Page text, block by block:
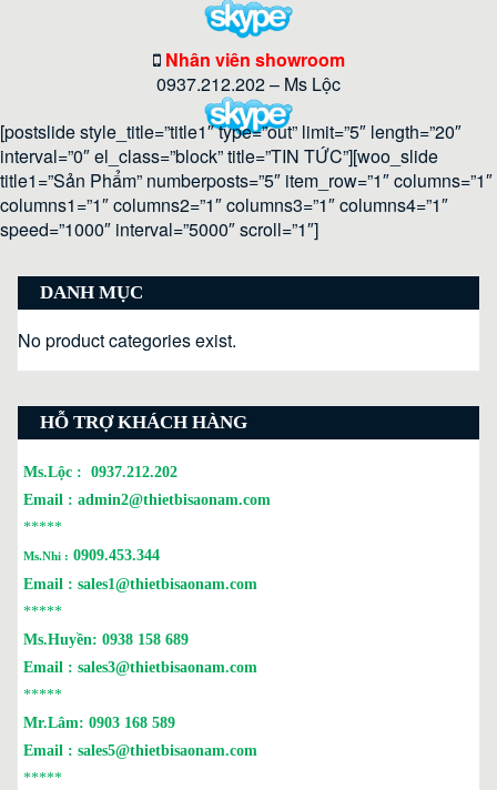
Nhân viên showroom
0937.212.202 – Ms Lộc
[postslide style_title=”title1″ type=”out” limit=”5″ length=”20″
interval=”0″ el_class=”block” title=”TIN TỨC”][woo_slide
title1=”Sản Phẩm” numberposts=”5″ item_row=”1″ columns=”1″
columns1=”1″ columns2=”1″ columns3=”1″ columns4=”1″
speed=”1000″ interval=”5000″ scroll=”1″]
DANH MỤC
No product categories exist.
HỖ TRỢ KHÁCH HÀNG
Ms.Lộc : 0937.212.202
Email : admin2@thietbisaonam.com
*****
Ms.Nhi : 0909.453.344
Email : sales1@thietbisaonam.com
*****
Ms.Huyền: 0938 158 689
Email : sales3@thietbisaonam.com
*****
Mr.Lâm: 0903 168 589
Email : sales5@thietbisaonam.com
*****